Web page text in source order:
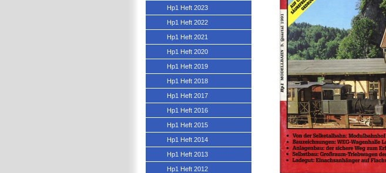
Hp1 Heft 2023
Hp1 Heft 2022
Hp1 Heft 2021
Hp1 Heft 2020
Hp1 Heft 2019
Hp1 Heft 2018
Hp1 Heft 2017
Hp1 Heft 2016
Hp1 Heft 2015
Hp1 Heft 2014
Hp1 Heft 2013
Hp1 Heft 2012